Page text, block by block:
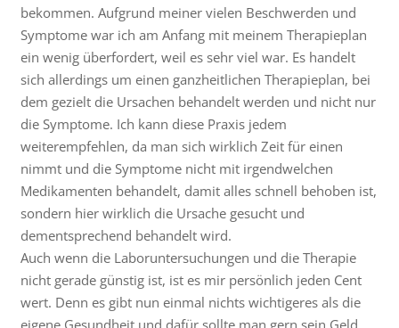
bekommen. Aufgrund meiner vielen Beschwerden und
Symptome war ich am Anfang mit meinem Therapieplan
ein wenig überfordert, weil es sehr viel war. Es handelt
sich allerdings um einen ganzheitlichen Therapieplan, bei
dem gezielt die Ursachen behandelt werden und nicht nur
die Symptome. Ich kann diese Praxis jedem
weiterempfehlen, da man sich wirklich Zeit für einen
nimmt und die Symptome nicht mit irgendwelchen
Medikamenten behandelt, damit alles schnell behoben ist,
sondern hier wirklich die Ursache gesucht und
dementsprechend behandelt wird.
Auch wenn die Laboruntersuchungen und die Therapie
nicht gerade günstig ist, ist es mir persönlich jeden Cent
wert. Denn es gibt nun einmal nichts wichtigeres als die
eigene Gesundheit und dafür sollte man gern sein Geld